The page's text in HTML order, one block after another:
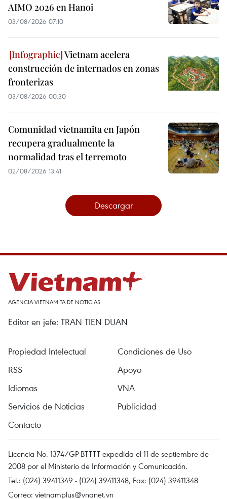
AIMO 2026 en Hanoi
03/08/2026 07:10
Vietnam acelera
construcción de internados en zonas
fronterizas
03/08/2026 00:30
Comunidad vietnamita en Japón
recupera gradualmente la
normalidad tras el terremoto
02/08/2026 13:41
Descargar
AGENCIA VIETNAMITA DE NOTICIAS
Editor en jefe: TRAN TIEN DUAN
Propiedad Intelectual
Condiciones de Uso
RSS
Apoyo
Idiomas
VNA
Servicios de Noticias
Publicidad
Contacto
Licencia No. 1374/GP-BTTTT expedida el 11 de septiembre de
2008 por el Ministerio de Información y Comunicación.
Tel.: (024) 39411349 - (024) 39411348, Fax: (024) 39411348
Correo: vietnamplus@vnanet.vn